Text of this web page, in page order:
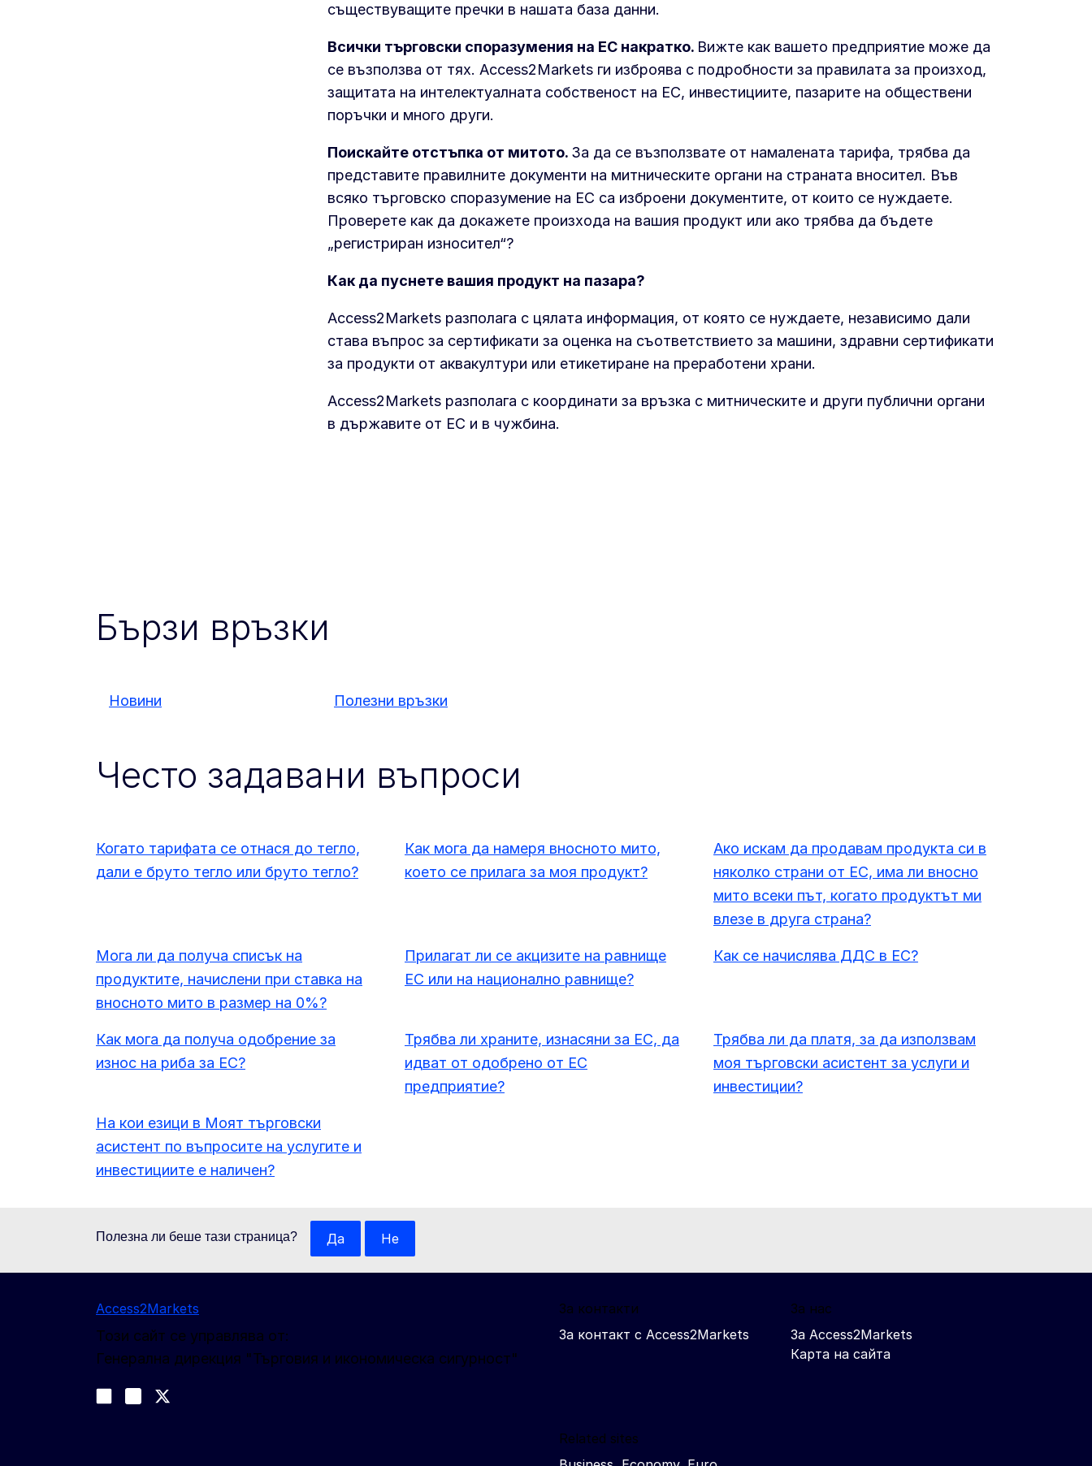
съществуващите пречки в нашата база данни.
Всички търговски споразумения на ЕС накратко. Вижте как вашето предприятие може да
се възползва от тях. Access2Markets ги изброява с подробности за правилата за произход,
защитата на интелектуалната собственост на ЕС, инвестициите, пазарите на обществени
поръчки и много други.
Поискайте отстъпка от митото. За да се възползвате от намалената тарифа, трябва да
представите правилните документи на митническите органи на страната вносител. Във
всяко търговско споразумение на ЕС са изброени документите, от които се нуждаете.
Проверете как да докажете произхода на вашия продукт или ако трябва да бъдете
„регистриран износител“?
Как да пуснете вашия продукт на пазара?
Access2Markets разполага с цялата информация, от която се нуждаете, независимо дали
става въпрос за сертификати за оценка на съответствието за машини, здравни сертификати
за продукти от аквакултури или етикетиране на преработени храни.
Access2Markets разполага с координати за връзка с митническите и други публични органи
в държавите от ЕС и в чужбина.
Бързи връзки
Новини Полезни връзки
Често задавани въпроси
Когато тарифата се отнася до тегло,
дали е бруто тегло или бруто тегло?
Как мога да намеря вносното мито,
което се прилага за моя продукт?
Ако искам да продавам продукта си в
няколко страни от ЕС, има ли вносно
мито всеки път, когато продуктът ми
влезе в друга страна?
Мога ли да получа списък на
продуктите, начислени при ставка на
вносното мито в размер на 0%?
Прилагат ли се акцизите на равнище
ЕС или на национално равнище?
Как се начислява ДДС в ЕС?
Как мога да получа одобрение за
износ на риба за ЕС?
Трябва ли храните, изнасяни за ЕС, да
идват от одобрено от ЕС
предприятие?
Трябва ли да платя, за да използвам
моя търговски асистент за услуги и
инвестиции?
На кои езици в Моят търговски
асистент по въпросите на услугите и
инвестициите е наличен?
Полезна ли беше тази страница? Да Не
Access2Markets
Този сайт се управлява от:
Генерална дирекция "Търговия и икономическа сигурност"
Join us on LinkedIn
Trade-Off podcast
За контакти
За контакт с Access2Markets
За нас
За Access2Markets
Карта на сайта
Related sites